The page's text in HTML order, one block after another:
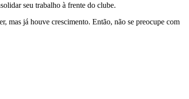
seu trabalho à frente do clube.
mas já houve crescimento. Então, não se preocupe com